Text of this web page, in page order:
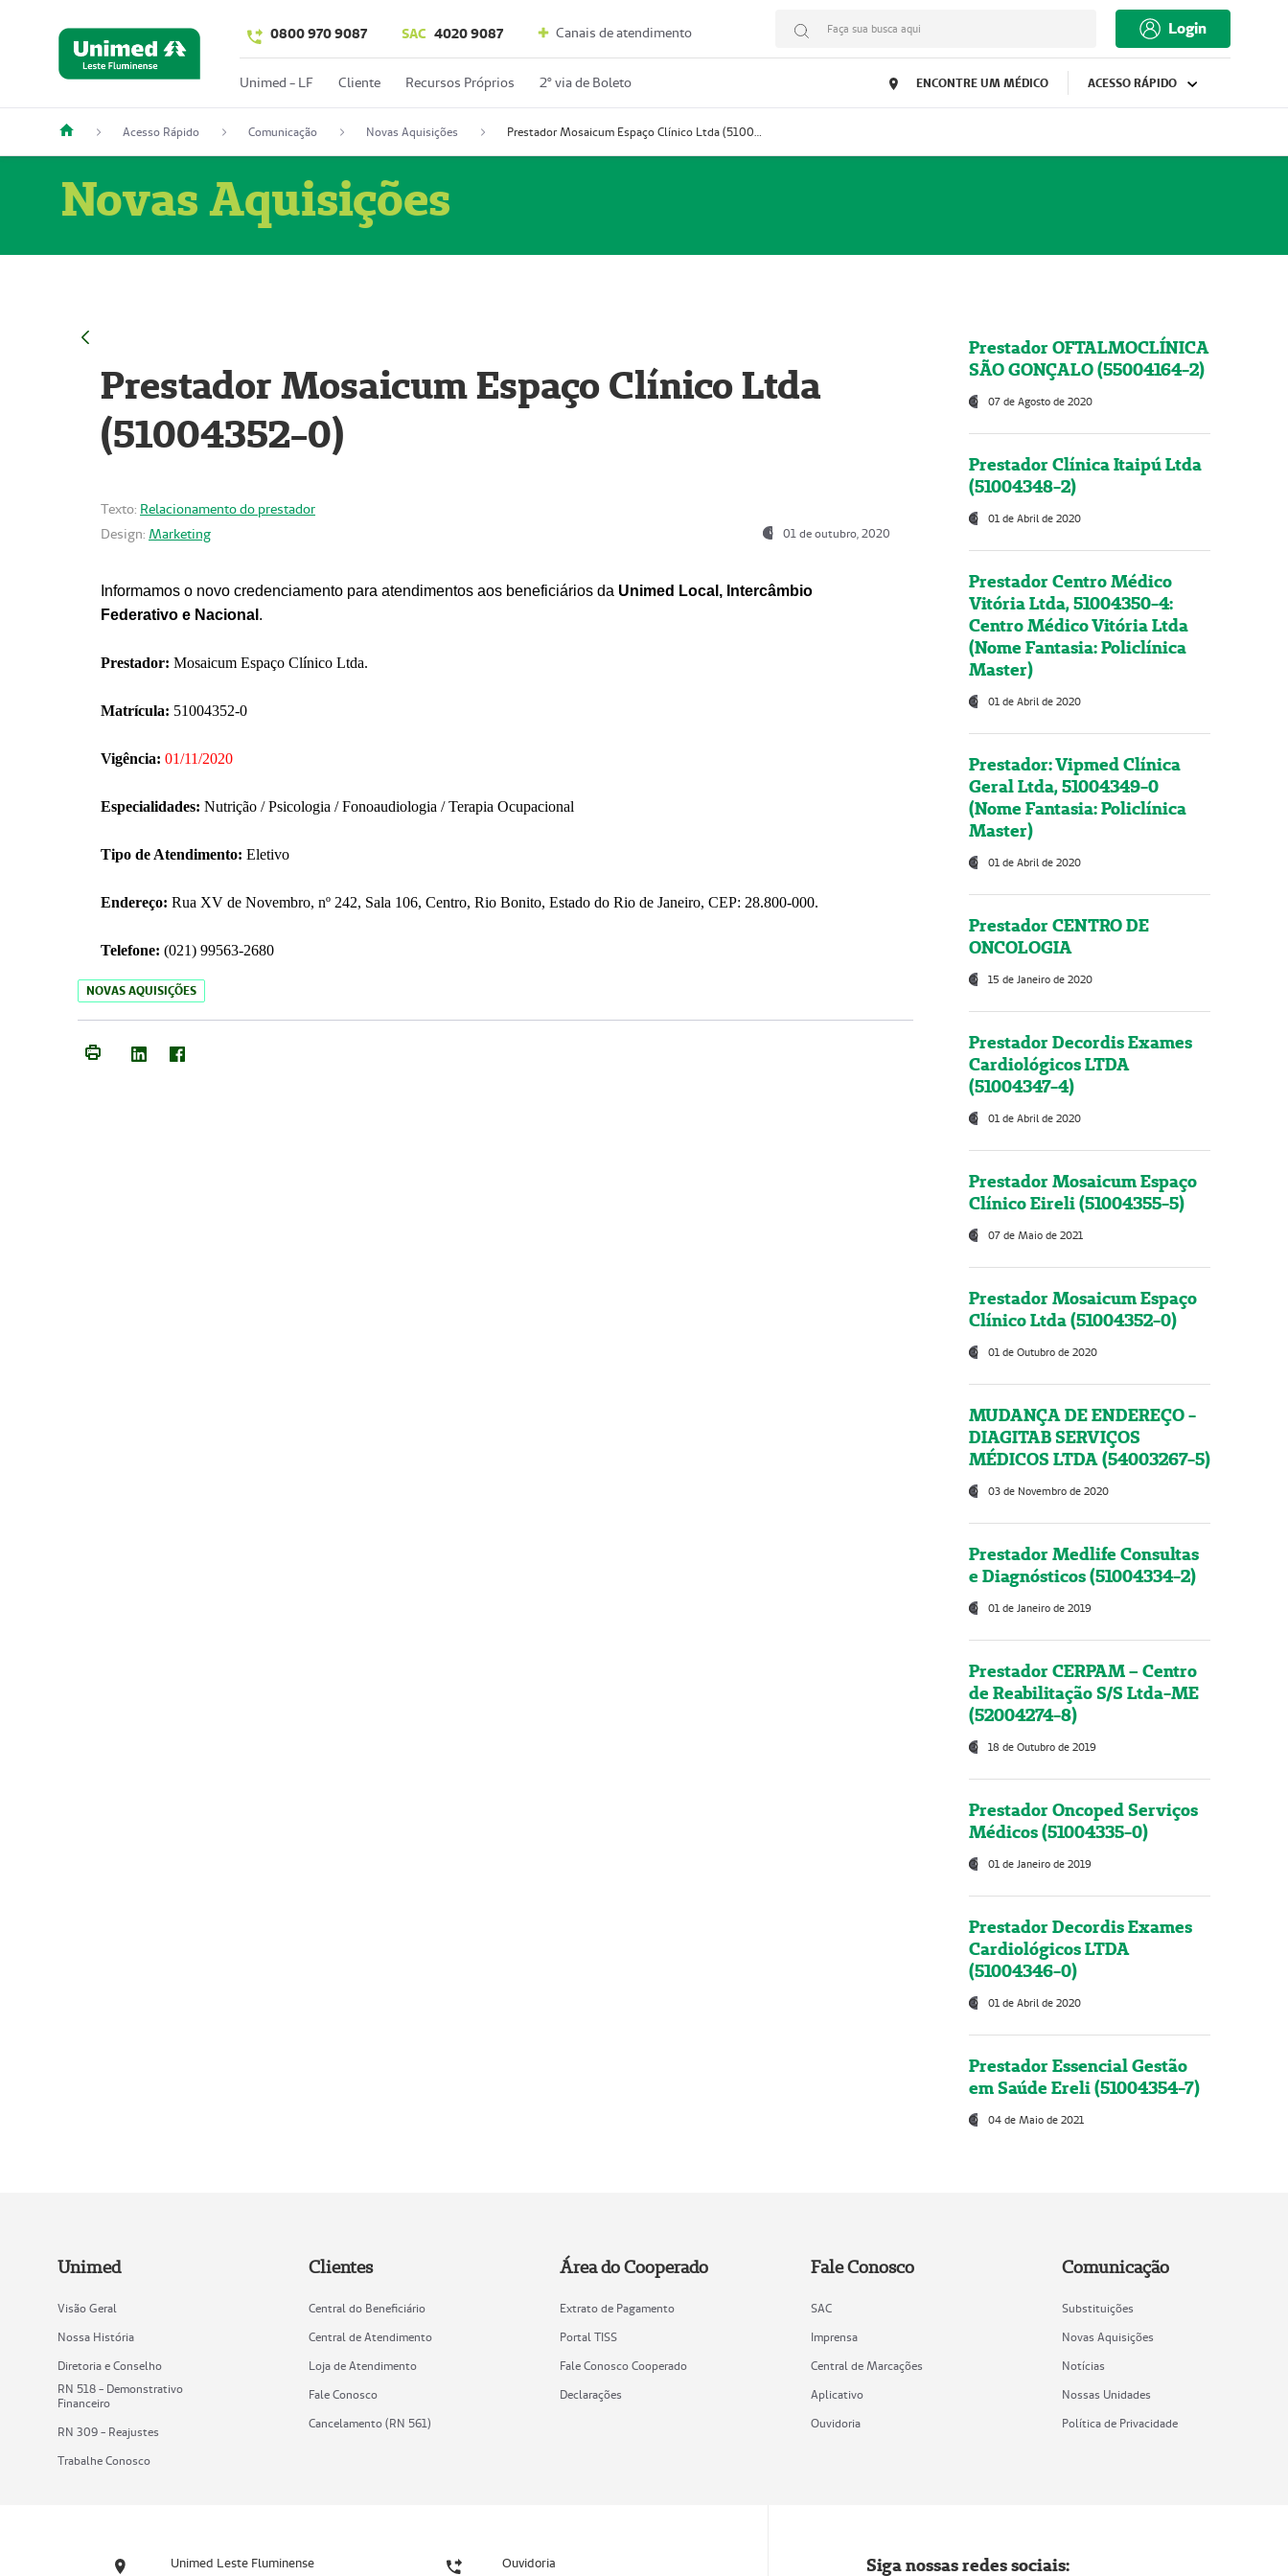
0800 970 9087 SAC 4020 9087 Canais de atendimento Faça sua busca aqui Login
Unimed - LF Cliente Recursos Próprios 2º via de Boleto ENCONTRE UM MÉDICO ACESSO RÁPIDO
Acesso Rápido Comunicação Novas Aquisições Prestador Mosaicum Espaço Clínico Ltda (51004352-0)
Novas Aquisições
Prestador Mosaicum Espaço Clínico Ltda
(51004352-0)
Texto: Relacionamento do prestador
Design: Marketing 01 de outubro, 2020
Informamos o novo credenciamento para atendimentos aos beneficiários da Unimed Local, Intercâmbio
Federativo e Nacional .
Prestador: Mosaicum Espaço Clínico Ltda.
Matrícula: 51004352-0
Vigência: 01/11/2020
Especialidades: Nutrição / Psicologia / Fonoaudiologia / Terapia Ocupacional
Tipo de Atendimento: Eletivo
Endereço: Rua XV de Novembro, nº 242, Sala 106, Centro, Rio Bonito, Estado do Rio de Janeiro, CEP: 28.800-000.
Telefone: (021) 99563-2680
NOVAS AQUISIÇÕES
Prestador OFTALMOCLÍNICA
SÃO GONÇALO (55004164-2)
07 de Agosto de 2020
Prestador Clínica Itaipú Ltda
(51004348-2)
01 de Abril de 2020
Prestador Centro Médico
Vitória Ltda, 51004350-4:
Centro Médico Vitória Ltda
(Nome Fantasia: Policlínica
Master)
01 de Abril de 2020
Prestador: Vipmed Clínica
Geral Ltda, 51004349-0
(Nome Fantasia: Policlínica
Master)
01 de Abril de 2020
Prestador CENTRO DE
ONCOLOGIA
15 de Janeiro de 2020
Prestador Decordis Exames
Cardiológicos LTDA
(51004347-4)
01 de Abril de 2020
Prestador Mosaicum Espaço
Clínico Eireli (51004355-5)
07 de Maio de 2021
Prestador Mosaicum Espaço
Clínico Ltda (51004352-0)
01 de Outubro de 2020
MUDANÇA DE ENDEREÇO -
DIAGITAB SERVIÇOS
MÉDICOS LTDA (54003267-5)
03 de Novembro de 2020
Prestador Medlife Consultas
e Diagnósticos (51004334-2)
01 de Janeiro de 2019
Prestador CERPAM – Centro
de Reabilitação S/S Ltda-ME
(52004274-8)
18 de Outubro de 2019
Prestador Oncoped Serviços
Médicos (51004335-0)
01 de Janeiro de 2019
Prestador Decordis Exames
Cardiológicos LTDA
(51004346-0)
01 de Abril de 2020
Prestador Essencial Gestão
em Saúde Ereli (51004354-7)
04 de Maio de 2021
Unimed
Visão Geral
Nossa História
Diretoria e Conselho
RN 518 - Demonstrativo
Financeiro
RN 309 - Reajustes
Trabalhe Conosco
Clientes
Central do Beneficiário
Central de Atendimento
Loja de Atendimento
Fale Conosco
Cancelamento (RN 561)
Área do Cooperado
Extrato de Pagamento
Portal TISS
Fale Conosco Cooperado
Declarações
Fale Conosco
SAC
Imprensa
Central de Marcações
Aplicativo
Ouvidoria
Comunicação
Substituições
Novas Aquisições
Notícias
Nossas Unidades
Política de Privacidade
Unimed Leste Fluminense Ouvidoria Siga nossas redes sociais: